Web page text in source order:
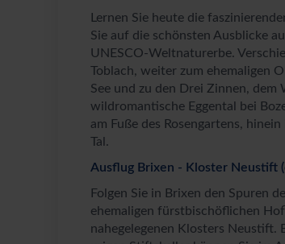
Lernen Sie heute die
Sie auf die schönsten Ausblicke
UNESCO-Weltnaturerbe.
Toblach, weiter zum ehemaligen
See und zu den Drei Zinnen,
wildromantische Eggental bei
am Fuße des Rosengartens,
Tal.
Ausflug Brixen - Kloster Neustift
Folgen Sie in Brixen den Spuren
ehemaligen fürstbischöflichen
nahegelegenen Klosters